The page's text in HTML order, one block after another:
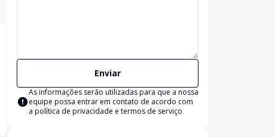
Enviar
As informações serão utilizadas para que a nossa
equipe possa entrar em contato de acordo com
a política de privacidade e termos de serviço